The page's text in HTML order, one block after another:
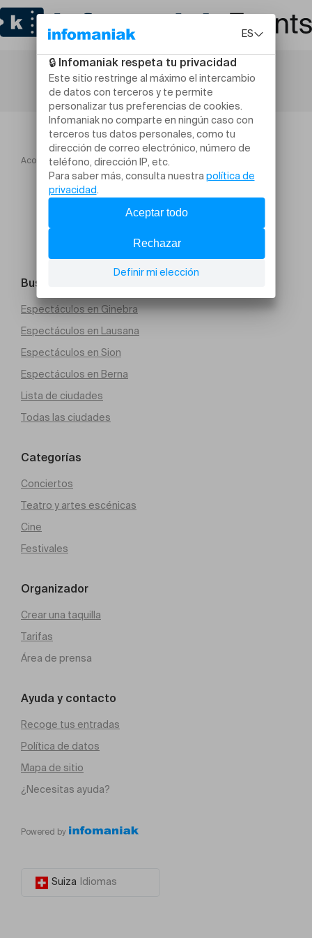
Acogida Festival Mozart avec le Quatuor Casal
Buscar un evento
Espectáculos en Ginebra
Espectáculos en Lausana
Espectáculos en Sion
Espectáculos en Berna
Lista de ciudades
Todas las ciudades
Categorías
Conciertos
Teatro y artes escénicas
Cine
Festivales
Organizador
Crear una taquilla
Tarifas
Área de prensa
Ayuda y contacto
Recoge tus entradas
Política de datos
Mapa de sitio
¿Necesitas ayuda?
Powered by
Suiza Idiomas